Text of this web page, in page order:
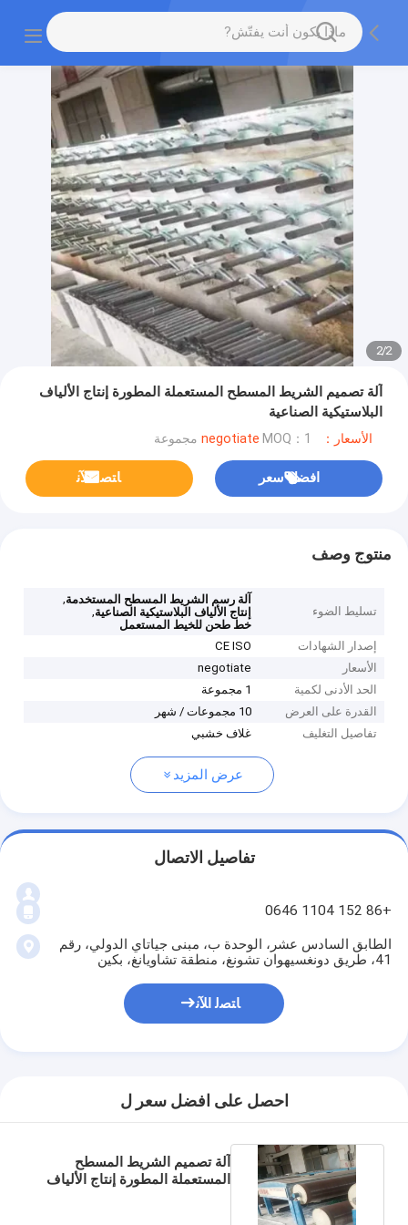
2
/
2
آلة تصميم الشريط المسطح المستعملة المطورة إنتاج الألياف
البلاستيكية الصناعية
الأسعار：negotiate MOQ：1 مجموعة
افضل سعر ﺎﺘﺼﻟ ﺍﻶﻧ
منتوج وصف
تسليط الضوء
آلة رسم الشريط المسطح المستخدمة,
إنتاج الألياف البلاستيكية الصناعية,
خط طحن للخيط المستعمل
إصدار الشهادات
CE ISO
الأسعار
negotiate
الحد الأدنى لكمية
1 مجموعة
القدرة على العرض
10 مجموعات / شهر
تفاصيل التغليف
غلاف خشبي
عرض المزيد
تفاصيل الاتصال
+86 152 1104 0646
الطابق السادس عشر، الوحدة ب، مبنى جياتاي الدولي، رقم
41، طريق دونغسيهوان تشونغ، منطقة تشاويانغ، بكين
ﺎﺘﺼﻟ ﺍﻶﻧ
احصل على افضل سعر ل
آلة تصميم الشريط المسطح
المستعملة المطورة إنتاج الألياف